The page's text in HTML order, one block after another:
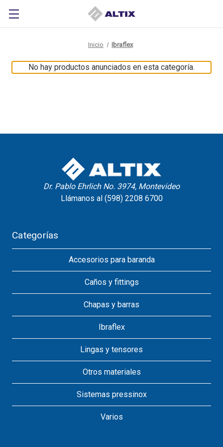
Inicio Ibraflex
No hay productos anunciados en esta categoría.
Dr. Pablo Ehrlich No. 3974, Montevideo
Llámanos al (598) 2208 6700
Categorías
Accesorios para baranda
Caños y fittings
Chapas y barras
Ibraflex
Lingas y tensores
Otros materiales
Sistemas pressinox
Varios